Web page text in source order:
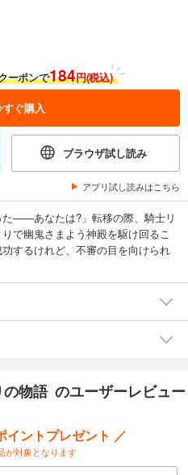
ーポンで184円(税込)
すぐ購入
ブラウザ試し読み
アプリ試し読みはこちら
た――あなたは?」転移の際、騎士リ
で幽鬼さまよう神殿を駆け回るこ
するけれど、不審の目を向けられ
物語 のユーザーレビュー
イントプレゼント ／
が対象となります